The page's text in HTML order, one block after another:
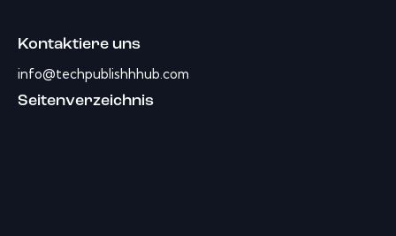
Kontaktiere uns
info@techpublishhhub.com
Seitenverzeichnis